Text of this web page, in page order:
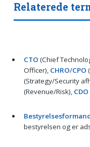
Relaterede
CTO (Chief
Officer), CHRO/CPO
(Strategy/Security
(Revenue/Risk), CDO
bestyrelsen og er